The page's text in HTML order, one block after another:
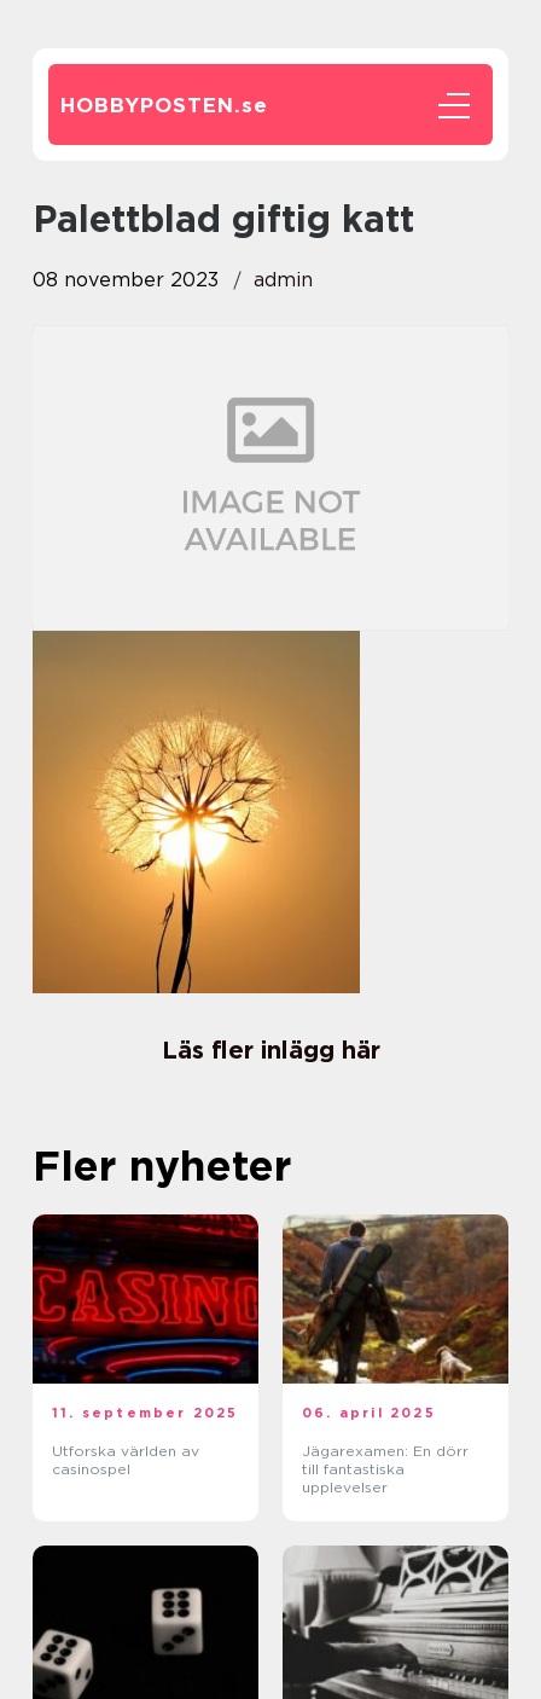
HOBBYPOSTEN.se
palettblad giftig katt
08 november 2023 admin
Läs fler inlägg här
Fler nyheter
11. september 2025
Utforska världen av
casinospel
06. april 2025
Jägarexamen: En dörr
till fantastiska
upplevelser